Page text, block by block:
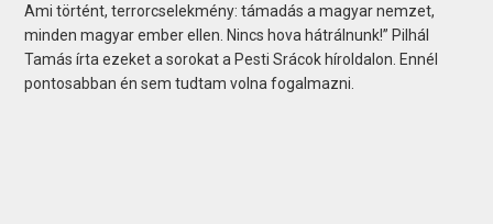
Ami történt, terrorcselekmény: támadás a magyar nemzet,
minden magyar ember ellen. Nincs hova hátrálnunk!” Pilhál
Tamás írta ezeket a sorokat a Pesti Srácok híroldalon. Ennél
pontosabban én sem tudtam volna fogalmazni.